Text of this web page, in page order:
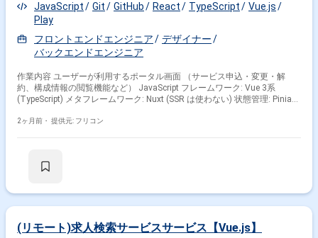
JavaScript
Git GitHub React TypeScript
Vue.js
Play
フロントエンドエンジニア
デザイナー
バックエンドエンジニア
作業内容 ユーザーが利用するポータル画面 （サービス申込・変更・解
約、構成情報の閲覧機能など） JavaScript フレームワーク: Vue 3系
(TypeScript) メタフレームワーク: Nuxt (SSR は使わない) 状態管理: Pinia
イアント: aspida API Mock: msw コンポーネントカタログ: Histoire CI/CD:
2ヶ月前・ 提供元: フリコン
(リモート)求人検索サービスサービス【Vue.js】
フレームワークで絞り込む